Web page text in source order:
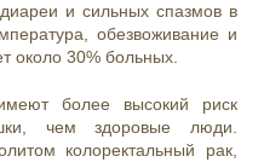
и сильных спазмов в
обезвоживание и
около 30% больных.
более высокий риск
чем здоровые люди.
колоректальный рак,